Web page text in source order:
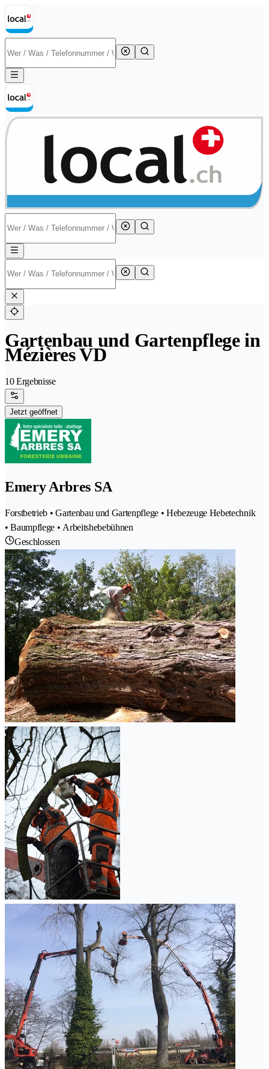
Gartenbau und Gartenpflege in
Mézières VD
10 Ergebnisse
Jetzt geöffnet
Emery Arbres SA
Forstbetrieb • Gartenbau und Gartenpflege • Hebezeuge Hebetechnik
• Baumpflege • Arbeitshebebühnen
Geschlossen